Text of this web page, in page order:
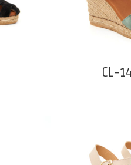
CL-